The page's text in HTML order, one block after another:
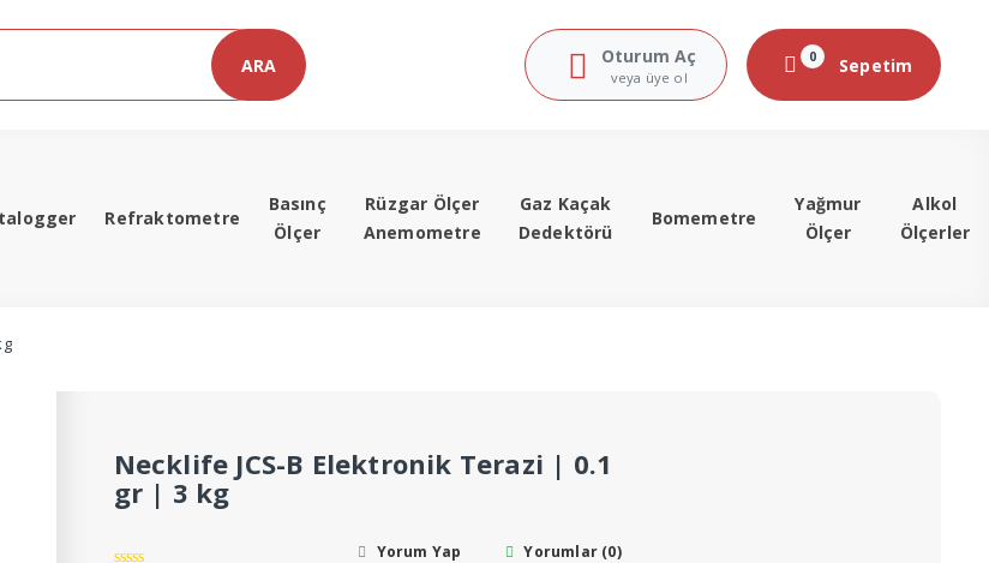
ARA Oturum Aç
veya üye ol
0 Sepetim
Refraktometre
Basınç
Ölçer
Rüzgar Ölçer
Anemometre
Gaz Kaçak
Dedektörü
Bomemetre
Yağmur
Ölçer
Alkol
Ölçerler
Necklife JCS-B Elektronik Terazi | 0.1
gr | 3 kg
Yorum Yap Yorumlar (0)